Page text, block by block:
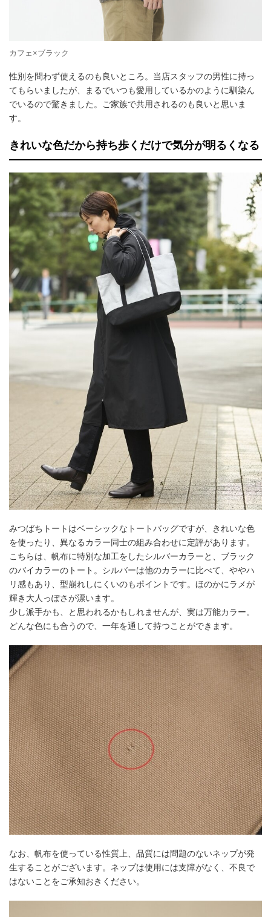
カフェ×ブラック
性別を問わず使えるのも良いところ。当店スタッフの男性に持っ
てもらいましたが、まるでいつも愛用しているかのように馴染ん
でいるので驚きました。ご家族で共用されるのも良いと思いま
す。
きれいな色だから持ち歩くだけで気分が明るくなる
みつばちトートはベーシックなトートバッグですが、きれいな色
を使ったり、異なるカラー同士の組み合わせに定評があります。
こちらは、帆布に特別な加工をしたシルバーカラーと、ブラック
のバイカラーのトート。シルバーは他のカラーに比べて、ややハ
リ感もあり、型崩れしにくいのもポイントです。ほのかにラメが
輝き大人っぽさが漂います。
少し派手かも、と思われるかもしれませんが、実は万能カラー。
どんな色にも合うので、一年を通して持つことができます。
なお、帆布を使っている性質上、品質には問題のないネップが発
生することがございます。ネップは使用には支障がなく、不良で
はないことをご承知おきください。